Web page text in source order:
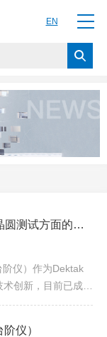
EN
布鲁克Dektak-XT接触式表面轮廓仪在晶圆测试方面的应用
仪）作为Dektak
创新，目前已成为
户群体并得到好
仪）